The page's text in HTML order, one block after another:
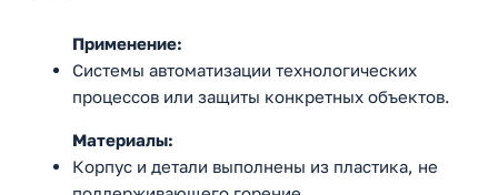
Применение:
Cистемы автоматизации технологических
процессов или защиты конкретных объектов.
Материалы:
Корпус и детали выполнены из пластика, не